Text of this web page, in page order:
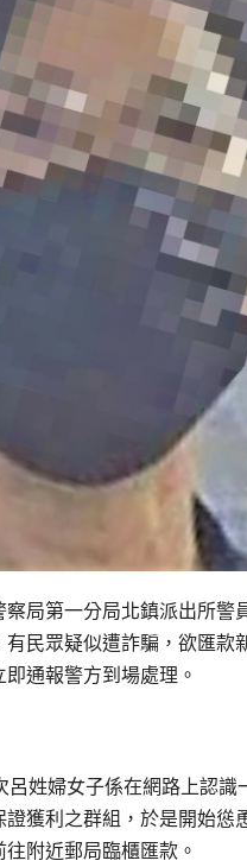
局第一分局北鎮派出所
民眾疑似遭詐騙，欲匯
通報警方到場處理。
姓婦女子係在網路上認
獲利之群組，於是開始慫
附近郵局臨櫃匯款。